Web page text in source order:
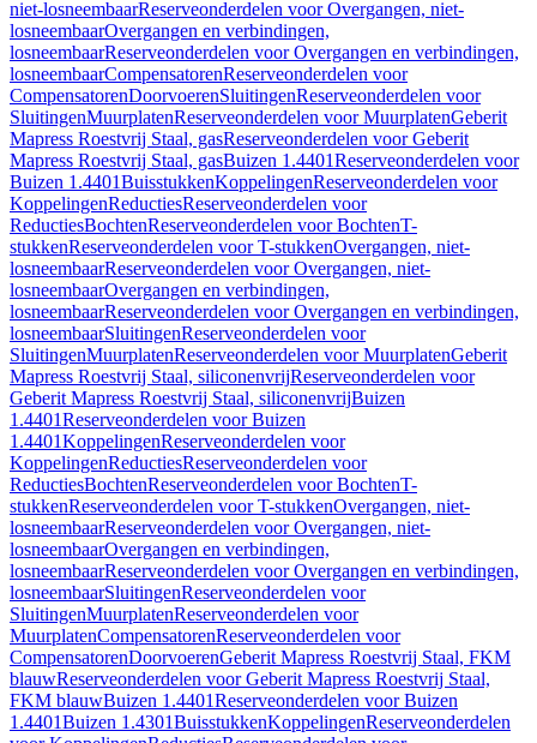
niet-losneembaarReserveonderdelen voor Overgangen, niet-
losneembaarOvergangen en verbindingen,
losneembaarReserveonderdelen voor Overgangen en verbindingen,
losneembaarCompensatorenReserveonderdelen voor
CompensatorenDoorvoerenSluitingenReserveonderdelen voor
SluitingenMuurplatenReserveonderdelen voor MuurplatenGeberit
Mapress Roestvrij Staal, gasReserveonderdelen voor Geberit
Mapress Roestvrij Staal, gasBuizen 1.4401Reserveonderdelen voor
Buizen 1.4401BuisstukkenKoppelingenReserveonderdelen voor
KoppelingenReductiesReserveonderdelen voor
ReductiesBochtenReserveonderdelen voor BochtenT-
stukkenReserveonderdelen voor T-stukkenOvergangen, niet-
losneembaarReserveonderdelen voor Overgangen, niet-
losneembaarOvergangen en verbindingen,
losneembaarReserveonderdelen voor Overgangen en verbindingen,
losneembaarSluitingenReserveonderdelen voor
SluitingenMuurplatenReserveonderdelen voor MuurplatenGeberit
Mapress Roestvrij Staal, siliconenvrijReserveonderdelen voor
Geberit Mapress Roestvrij Staal, siliconenvrijBuizen
1.4401Reserveonderdelen voor Buizen
1.4401KoppelingenReserveonderdelen voor
KoppelingenReductiesReserveonderdelen voor
ReductiesBochtenReserveonderdelen voor BochtenT-
stukkenReserveonderdelen voor T-stukkenOvergangen, niet-
losneembaarReserveonderdelen voor Overgangen, niet-
losneembaarOvergangen en verbindingen,
losneembaarReserveonderdelen voor Overgangen en verbindingen,
losneembaarSluitingenReserveonderdelen voor
SluitingenMuurplatenReserveonderdelen voor
MuurplatenCompensatorenReserveonderdelen voor
CompensatorenDoorvoerenGeberit Mapress Roestvrij Staal, FKM
blauwReserveonderdelen voor Geberit Mapress Roestvrij Staal,
FKM blauwBuizen 1.4401Reserveonderdelen voor Buizen
1.4401Buizen 1.4301BuisstukkenKoppelingenReserveonderdelen